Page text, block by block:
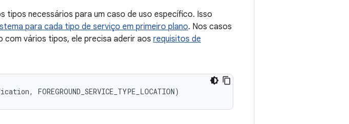
tipos necessários para um caso de uso específico. Isso
para cada tipo de serviço em primeiro plano. Nos casos
com vários tipos, ele precisa aderir aos requisitos de
, FOREGROUND_SERVICE_TYPE_LOCATION)